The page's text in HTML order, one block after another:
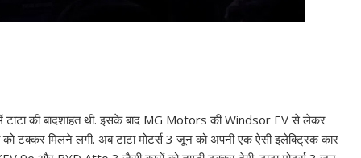
टाटा की बादशाहत थी. इसके बाद MG Motors की Windsor EV से लेकर
टक्कर मिलने लगी. अब टाटा मोटर्स 3 जून को अपनी एक ऐसी इलेक्ट्रिक कार